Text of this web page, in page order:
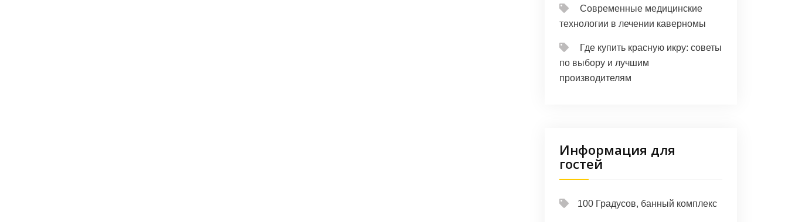
Современные медицинские
технологии в лечении каверномы
Где купить красную икру: советы
по выбору и лучшим
производителям
Информация для
гостей
100 Градусов, банный комплекс